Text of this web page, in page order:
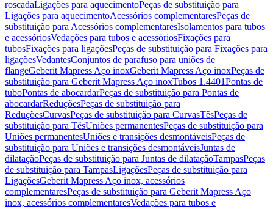
roscadaLigações para aquecimentoPeças de substituição para
Ligações para aquecimentoAcessórios complementaresPeças de
substituição para Acessórios complementaresIsolamentos para tubos
e acessóriosVedações para tubos e acessóriosFixações para
tubosFixações para ligaçõesPeças de substituição para Fixações para
ligaçõesVedantesConjuntos de parafuso para uniões de
flangeGeberit Mapress Aço inoxGeberit Mapress Aço inoxPeças de
substituição para Geberit Mapress Aço inoxTubos 1.4401Pontas de
tuboPontas de abocardarPeças de substituição para Pontas de
abocardarReduçõesPeças de substituição para
ReduçõesCurvasPeças de substituição para CurvasTêsPeças de
substituição para TêsUniões permanentesPeças de substituição para
Uniões permanentesUniões e transições desmontáveisPeças de
substituição para Uniões e transições desmontáveisJuntas de
dilataçãoPeças de substituição para Juntas de dilataçãoTampasPeças
de substituição para TampasLigaçõesPeças de substituição para
LigaçõesGeberit Mapress Aço inox, acessórios
complementaresPeças de substituição para Geberit Mapress Aço
inox, acessórios complementaresVedações para tubos e